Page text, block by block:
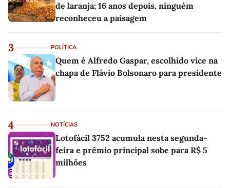
de laranja; 16 anos depois, ninguém
reconheceu a paisagem
3 POLÍTICA
Quem é Alfredo Gaspar, escolhido vice na
chapa de Flávio Bolsonaro para presidente
4 NOTÍCIAS
Lotofácil 3752 acumula nesta segunda-
feira e prêmio principal sobe para R$ 5
milhões